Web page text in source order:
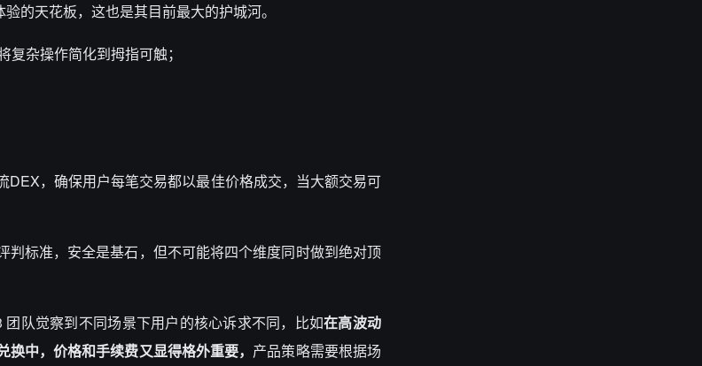
的天花板，这也是其目前最大的护城河。
杂操作简化到拇指可触；
，确保用户每笔交易都以最佳价格成交，当大额交易可
标准，安全是基石，但不可能将四个维度同时做到绝对顶
队觉察到不同场景下用户的核心诉求不同，比如在高波动
中，价格和手续费又显得格外重要， 产品策略需要根据场